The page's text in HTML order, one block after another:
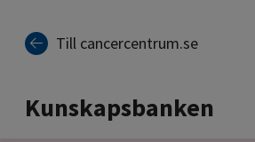
Till cancercentrum.se
Kunskapsbanken